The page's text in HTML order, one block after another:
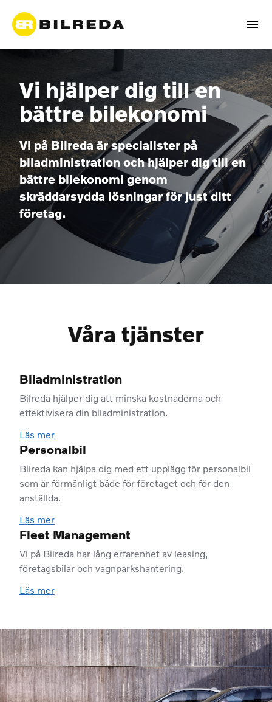
Vi hjälper dig till en
bättre bilekonomi
Vi på Bilreda är specialister på
biladministration och hjälper dig till en
bättre bilekonomi genom
skräddarsydda lösningar för just ditt
företag.
Våra tjänster
Biladministration
Bilreda hjälper dig att minska kostnaderna och
effektivisera din biladministration.
Läs mer
Personalbil
Bilreda kan hjälpa dig med ett upplägg för personalbil
som är förmånligt både för företaget och för den
anställda.
Läs mer
Fleet Management
Vi på Bilreda har lång erfarenhet av leasing,
företagsbilar och vagnparkshantering.
Läs mer